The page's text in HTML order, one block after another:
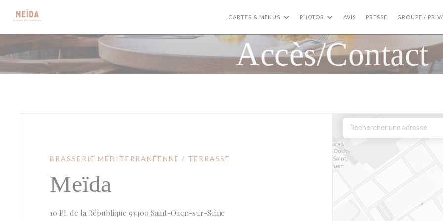
Personnalisation de vos choix en matière de cookies
CARTES & MENUS PHOTOS AVIS PRESSE GROUPE /
Accès/Contact
BRASSERIE MÉDITERRANÉENNE / TERRASSE
Meïda
10 Pl. de la République 93400 Saint-Ouen-sur-Seine